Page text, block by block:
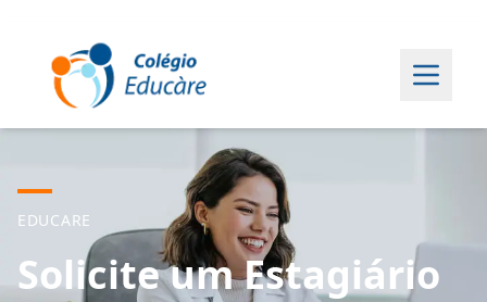
EDUCARE
Solicite um Estagiário